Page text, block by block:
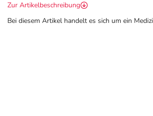
Zur Artikelbeschreibung
Bei diesem Artikel handelt es sich um ein